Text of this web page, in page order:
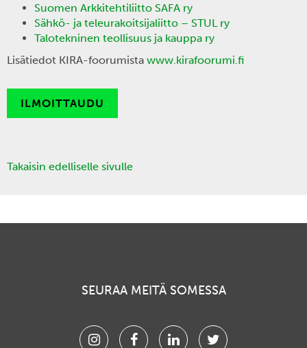
Suomen Arkkitehtiliitto SAFA ry
Sähkö- ja teleurakoitsijaliitto – STUL ry
Talotekninen teollisuus ja kauppa ry
Lisätiedot KIRA-foorumista www.kirafoorumi.fi
ILMOITTAUDU
Takaisin edelliselle sivulle
SEURAA MEITÄ SOMESSA
InstagramFacebookLinkedinTwitter